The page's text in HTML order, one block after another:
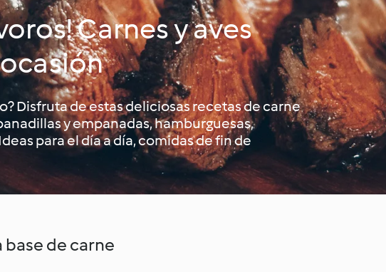
Carnes y aves
Disfruta de estas deliciosas recetas de carne
y empanadas, hamburguesas,
para el día a día, comidas de fin de
de carne